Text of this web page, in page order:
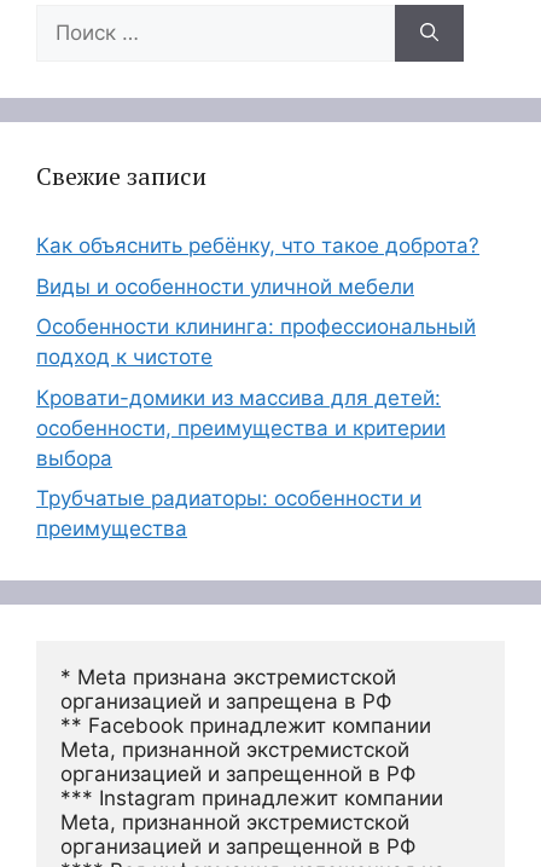
Поиск:
Свежие записи
Как объяснить ребёнку, что такое доброта?
Виды и особенности уличной мебели
Особенности клининга: профессиональный
подход к чистоте
Кровати-домики из массива для детей:
особенности, преимущества и критерии
выбора
Трубчатые радиаторы: особенности и
преимущества
* Meta признана экстремистской
организацией и запрещена в РФ
** Facebook принадлежит компании
Meta, признанной экстремистской
организацией и запрещенной в РФ
*** Instagram принадлежит компании
Meta, признанной экстремистской
организацией и запрещенной в РФ